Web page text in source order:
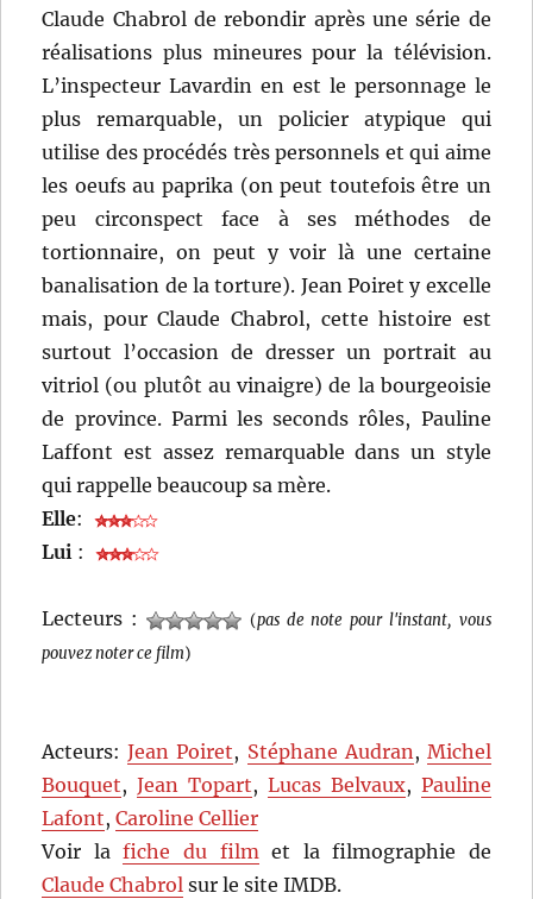
Claude Chabrol de rebondir après une série de
réalisations plus mineures pour la télévision.
L’inspecteur Lavardin en est le personnage le
plus remarquable, un policier atypique qui
utilise des procédés très personnels et qui aime
les oeufs au paprika (on peut toutefois être un
peu circonspect face à ses méthodes de
tortionnaire, on peut y voir là une certaine
banalisation de la torture). Jean Poiret y excelle
mais, pour Claude Chabrol, cette histoire est
surtout l’occasion de dresser un portrait au
vitriol (ou plutôt au vinaigre) de la bourgeoisie
de province. Parmi les seconds rôles, Pauline
Laffont est assez remarquable dans un style
qui rappelle beaucoup sa mère.
Elle:
Lui :
Lecteurs : (pas de note pour l'instant, vous
pouvez noter ce film)
Acteurs:Jean Poiret, Stéphane Audran, Michel
Bouquet,Jean Topart, Lucas Belvaux, Pauline
Lafont,Caroline Cellier
Voir lafiche du filmet la filmographie de
Claude Chabrol sur le site IMDB.